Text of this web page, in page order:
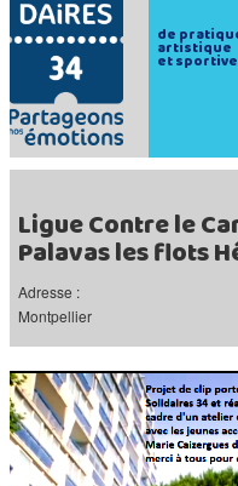
de
artistique
et sportive
Ligue Contre le
Palavas les flots
Adresse :
Montpellier